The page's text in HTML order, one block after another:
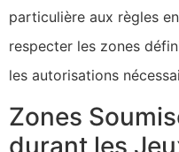
particulière aux règles
respecter les zones
les autorisations
Zones
durant les